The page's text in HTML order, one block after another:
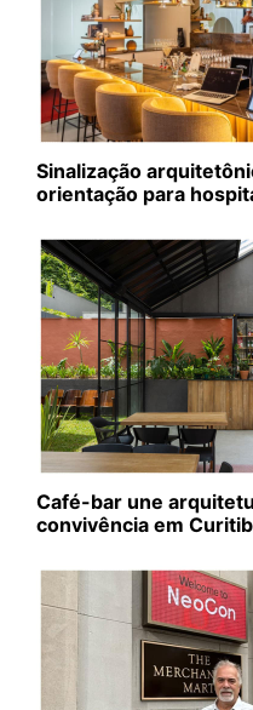
Sinalização
orientação para
Café-bar une
convivência em